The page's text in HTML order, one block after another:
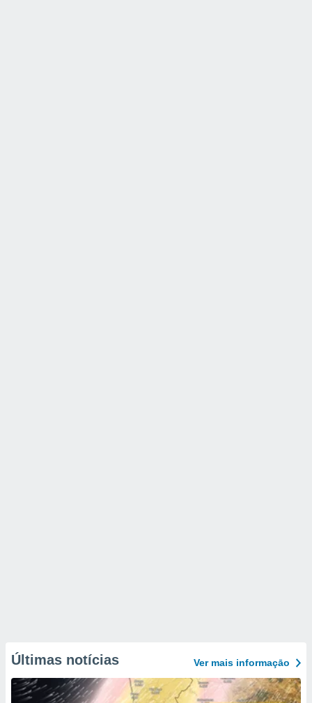
Últimas notícias Ver mais informaçāo